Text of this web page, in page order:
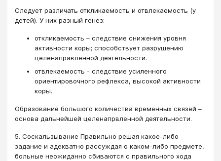
Следует различать откликаемость и отвлекаемость (у
детей). У них разный генез:
откликаемость – следствие снижения уровня
активности коры; способствует разрушению
целенаправленной деятельности.
отвлекаемость - следствие усиленного
ориентировочного рефлекса, высокой активности
коры.
Образование большого количества временных связей –
основа дальнейшей целенапрвленной деятельности.
5. Соскальзывание Правильно решая какое-либо
задание и адекватно рассуждая о каком-либо предмете,
больные неожиданно сбиваются с правильного хода